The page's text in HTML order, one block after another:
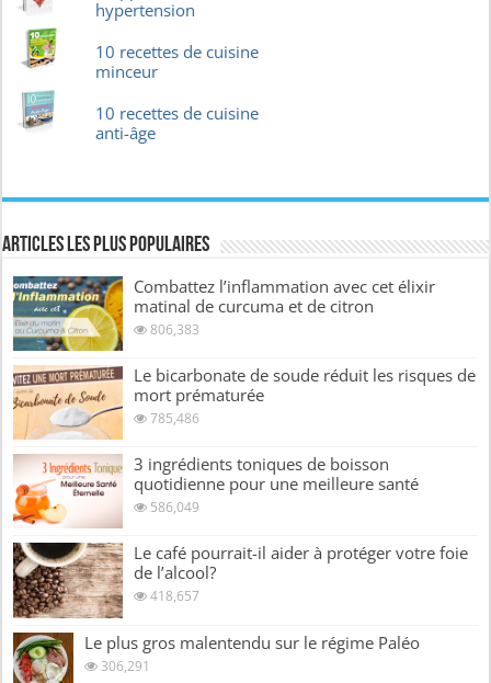
hypertension
10 recettes de cuisine
minceur
10 recettes de cuisine
anti-âge
Articles les plus Populaires
Combattez l’inflammation avec cet élixir
matinal de curcuma et de citron
806,383
Le bicarbonate de soude réduit les risques de
mort prématurée
785,486
3 ingrédients toniques de boisson
quotidienne pour une meilleure santé
586,049
Le café pourrait-il aider à protéger votre foie
de l’alcool?
418,657
Le plus gros malentendu sur le régime Paléo
306,291